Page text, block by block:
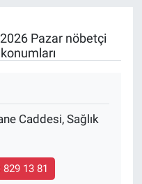
Pazar nöbetçi
Caddesi, Sağlık
829 13 81